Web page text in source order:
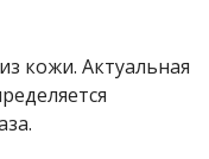
кожи. Актуальная